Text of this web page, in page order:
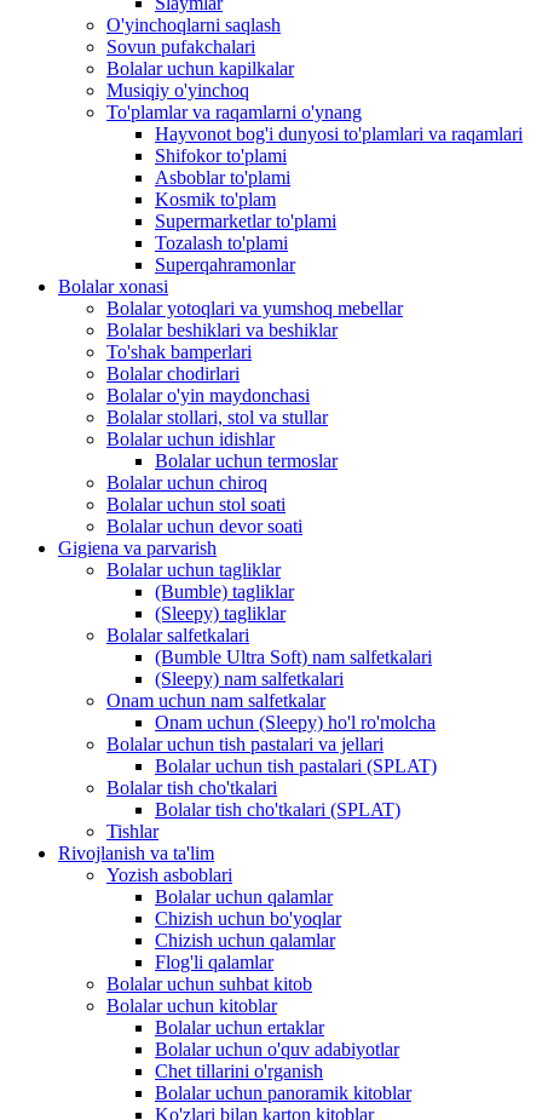
O'yinchoqlarni saqlash
Sovun pufakchalari
Bolalar uchun kapilkalar
Musiqiy o'yinchoq
To'plamlar va raqamlarni o'ynang
Hayvonot bog'i dunyosi to'plamlari va raqamlari
Shifokor to'plami
Asboblar to'plami
Kosmik to'plam
Supermarketlar to'plami
Tozalash to'plami
Superqahramonlar
Bolalar xonasi
Bolalar yotoqlari va yumshoq mebellar
Bolalar beshiklari va beshiklar
To'shak bamperlari
Bolalar chodirlari
Bolalar o'yin maydonchasi
Bolalar stollari, stol va stullar
Bolalar uchun idishlar
Bolalar uchun termoslar
Bolalar uchun chiroq
Bolalar uchun stol soati
Bolalar uchun devor soati
Gigiena va parvarish
Bolalar uchun tagliklar
(Bumble) tagliklar
(Sleepy) tagliklar
Bolalar salfetkalari
(Bumble Ultra Soft) nam salfetkalari
(Sleepy) nam salfetkalari
Onam uchun nam salfetkalar
Onam uchun (Sleepy) ho'l ro'molcha
Bolalar uchun tish pastalari va jellari
Bolalar uchun tish pastalari (SPLAT)
Bolalar tish cho'tkalari
Bolalar tish cho'tkalari (SPLAT)
Tishlar
Rivojlanish va ta'lim
Yozish asboblari
Bolalar uchun qalamlar
Chizish uchun bo'yoqlar
Chizish uchun qalamlar
Flog'li qalamlar
Bolalar uchun suhbat kitob
Bolalar uchun kitoblar
Bolalar uchun ertaklar
Bolalar uchun o'quv adabiyotlar
Chet tillarini o'rganish
Bolalar uchun panoramik kitoblar
Ko'zlari bilan karton kitoblar